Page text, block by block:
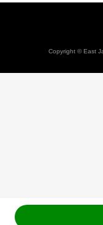
Copyright © East